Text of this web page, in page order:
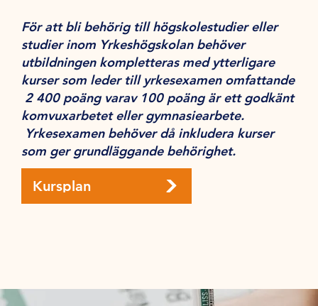
För att bli behörig till högskolestudier eller
studier inom Yrkeshögskolan behöver
utbildningen kompletteras med ytterligare
kurser som leder till yrkesexamen omfattande
2 400 poäng varav 100 poäng är ett godkänt
komvuxarbetet eller gymnasiearbete.
Yrkesexamen behöver då inkludera kurser
som ger grundläggande behörighet.
Kursplan